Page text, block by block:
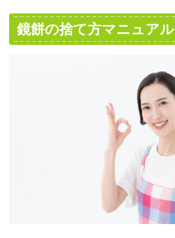
鏡餅の捨て方マニュアル